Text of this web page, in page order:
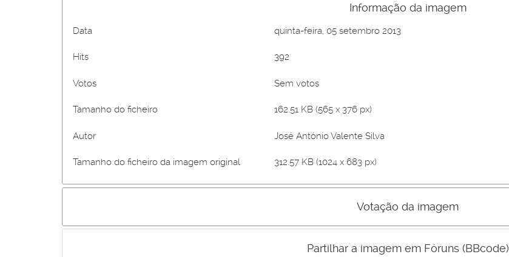
Informação da imagem
Data quinta-feira, 05 setembro 2013
Hits 392
Votos Sem votos
Tamanho do ficheiro 162.51 KB (565 x 376 px)
Autor José António Valente Silva
Tamanho do ficheiro da imagem original 312.57 KB (1024 x 683 px)
Votação da imagem
Mau Bom
Partilhar a imagem em Fóruns (BBcode)